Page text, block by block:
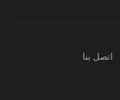
اتصل بنا